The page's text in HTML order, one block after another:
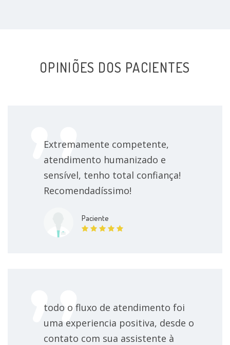
OPINIÕES DOS PACIENTES
Extremamente competente,
atendimento humanizado e
sensível, tenho total confiança!
Recomendadíssimo!
Paciente
todo o fluxo de atendimento foi
uma experiencia positiva, desde o
contato com sua assistente à